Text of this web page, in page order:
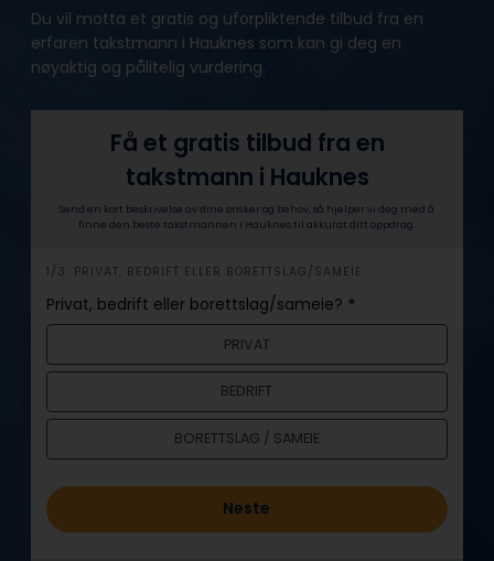
Du vil motta et gratis og uforpliktende tilbud fra en
erfaren takstmann i Hauknes som kan gi deg en
nøyaktig og pålitelig vurdering.
Få et gratis tilbud fra en
takstmann i Hauknes
Send en kort beskrivelse av dine ønsker og behov, så hjelper vi deg med å
finne den beste takstmannen i Hauknes til akkurat ditt oppdrag.
h
e
r
1/3: PRIVAT, BEDRIFT ELLER BORETTSLAG/SAMEIE
Privat, bedrift eller borettslag/sameie? *
PRIVAT
BEDRIFT
BORETTSLAG / SAMEIE
Neste